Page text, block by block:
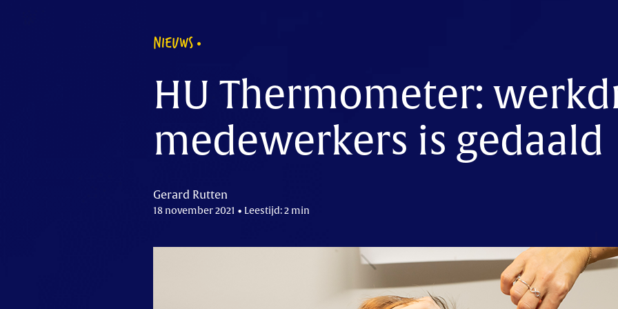
NIEUWS
HU Thermometer:
medewerkers is gedaald
Gerard Rutten
18 november 2021 • Leestijd: 2 min